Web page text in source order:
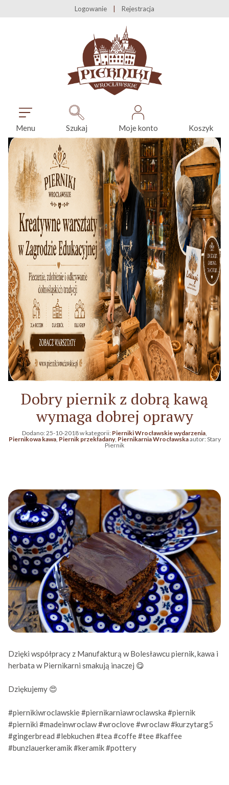
Logowanie Rejestracja
Menu Szukaj Moje konto Koszyk
Dobry piernik z dobrą kawą
wymaga dobrej oprawy
Dodano:25-10-2018w kategorii: Pierniki Wrocławskie wydarzenia
Piernikowa kawa, Piernik przekładany, Piernikarnia Wrocławskaautor:Stary
Piernik
Dzięki współpracy z Manufakturą w Bolesławcu piernik, kawa i
herbata w Piernikarni smakują inaczej 😋
Dziękujemy 😍
#piernikiwroclawskie#piernikarniawroclawska #piernik
#pierniki #madeinwroclaw#wroclove#wroclaw#kurzytarg5
#gingerbread #lebkuchen #tea #coffe#tee#kaffee
#bunzlauerkeramik#keramik#pottery